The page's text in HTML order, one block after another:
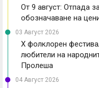
От 9 август: Отпада
обозначаване на
03 Август 2026
X фолклорен
любители на
Пролеша
04 Август 2026